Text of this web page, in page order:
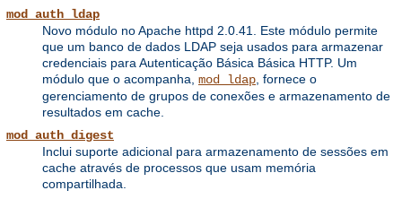
mod_auth_ldap
Novo módulo no Apache httpd 2.0.41. Este módulo permite
que um banco de dados LDAP seja usados para armazenar
credenciais para Autenticação Básica Básica HTTP. Um
módulo que o acompanha, mod_ldap, fornece o
gerenciamento de grupos de conexões e armazenamento de
resultados em cache.
mod_auth_digest
Inclui suporte adicional para armazenamento de sessões em
cache através de processos que usam memória
compartilhada.